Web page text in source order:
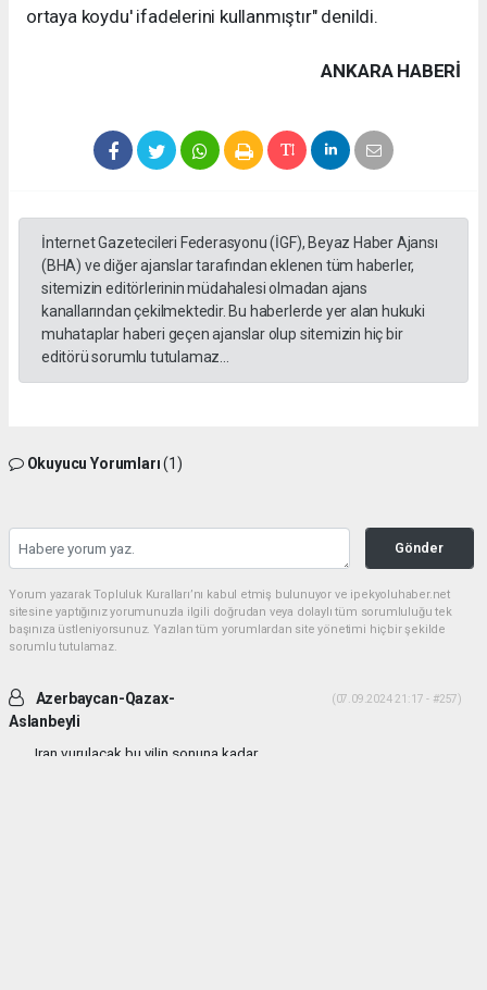
ortaya koydu' ifadelerini kullanmıştır" denildi.
ANKARA HABERİ
İnternet Gazetecileri Federasyonu (İGF), Beyaz Haber Ajansı
(BHA) ve diğer ajanslar tarafından eklenen tüm haberler,
sitemizin editörlerinin müdahalesi olmadan ajans
kanallarından çekilmektedir. Bu haberlerde yer alan hukuki
muhataplar haberi geçen ajanslar olup sitemizin hiç bir
editörü sorumlu tutulamaz...
Okuyucu Yorumları(1)
Gönder
Yorum yazarak Topluluk Kuralları’nı kabul etmiş bulunuyor ve ipekyoluhaber.net
sitesine yaptığınız yorumunuzla ilgili doğrudan veya dolaylı tüm sorumluluğu tek
başınıza üstleniyorsunuz. Yazılan tüm yorumlardan site yönetimi hiçbir şekilde
sorumlu tutulamaz.
Azerbaycan-Qazax-
Aslanbeyli
(07.09.2024 21:17 - #257)
Iran vurulacak bu yilin sonuna kadar...